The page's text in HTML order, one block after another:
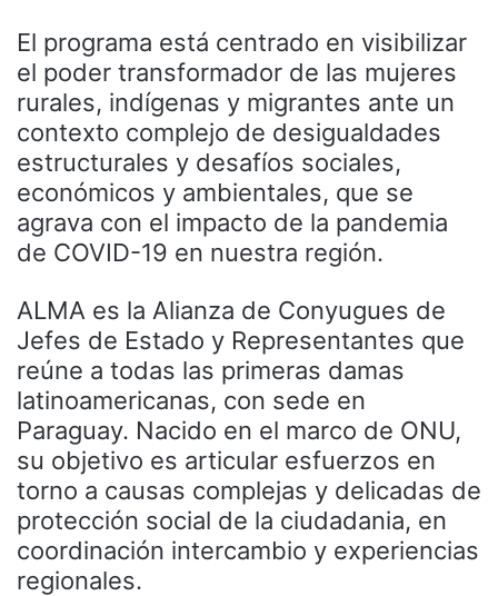
El programa está centrado en visibilizar
el poder transformador de las mujeres
rurales, indígenas y migrantes ante un
contexto complejo de desigualdades
estructurales y desafíos sociales,
económicos y ambientales, que se
agrava con el impacto de la pandemia
de COVID-19 en nuestra región.
ALMA es la Alianza de Conyugues de
Jefes de Estado y Representantes que
reúne a todas las primeras damas
latinoamericanas, con sede en
Paraguay. Nacido en el marco de ONU,
su objetivo es articular esfuerzos en
torno a causas complejas y delicadas de
protección social de la ciudadania, en
coordinación intercambio y experiencias
regionales.